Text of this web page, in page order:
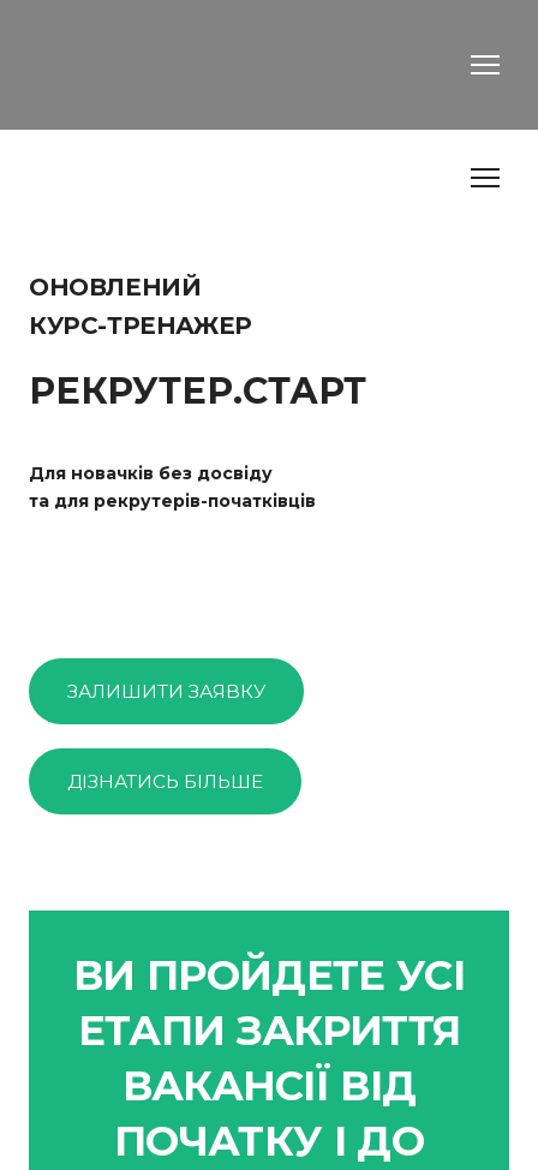
ОНОВЛЕНИЙ
КУРС-ТРЕНАЖЕР
РЕКРУТЕР.СТАРТ
Для новачків без досвіду
та для рекрутерів-початківців
ЗАЛИШИТИ ЗАЯВКУ
ДІЗНАТИСЬ БІЛЬШЕ
ВИ ПРОЙДЕТЕ УСІ
ЕТАПИ ЗАКРИТТЯ
ВАКАНСІЇ ВІД
ПОЧАТКУ І ДО